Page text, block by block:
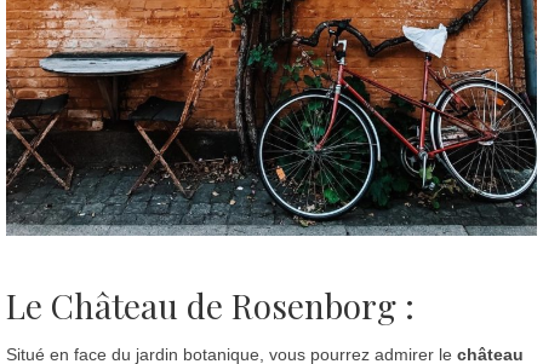
Le Château de Rosenborg :
Situé en face du jardin botanique, vous pourrez admirer le château